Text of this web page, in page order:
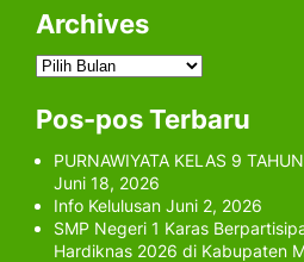
Archives
Archives
Pos-pos Terbaru
PURNAWIYATA KELAS 9
Juni 18, 2026
Info Kelulusan Juni 2, 2026
SMP Negeri 1 Karas
Hardiknas 2026 di Kabupaten